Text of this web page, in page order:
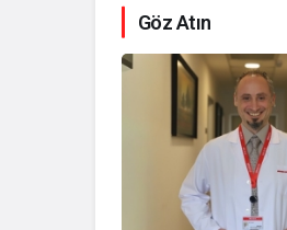
Göz Atın